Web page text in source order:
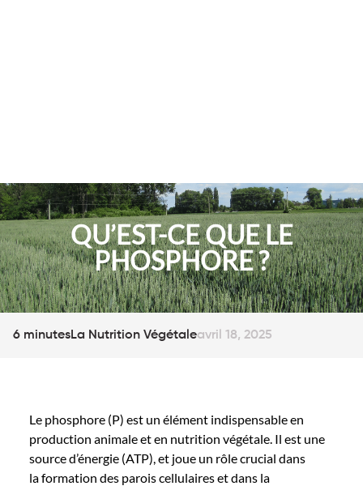
QU’EST-CE QUE LE
PHOSPHORE ?
6 minutesLa Nutrition Végétaleavril 18, 2025
Le phosphore(P) est un élément indispensableen
production animale et en nutrition végétale. Il est une
source d’énergie (ATP),et joue un rôle crucial dans
laformation des parois cellulaireset dans la